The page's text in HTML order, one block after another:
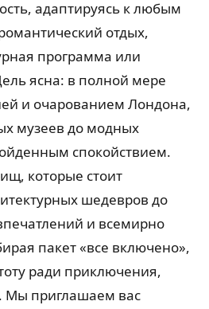
адаптируясь к любым
отдых,
программа или
ясна: в полной мере
и очарованием Лондона,
музеев до модных
спокойствием.
которые стоит
шедевров до
и всемирно
пакет «все включено»,
ради приключения,
Мы приглашаем вас